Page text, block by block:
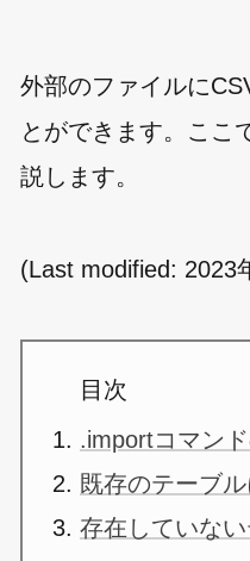
外部のファイルに
とができます。ここ
説します。
(Last modified: 2023
目次
.importコマン
既存のテーブ
存在していな